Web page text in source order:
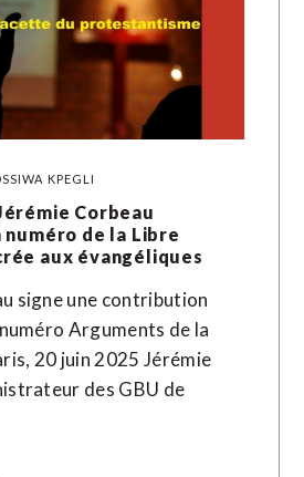
KPEGLI
Corbeau
de la Libre
aux évangéliques
signe une contribution
Arguments de la
20 juin 2025 Jérémie
des GBU de